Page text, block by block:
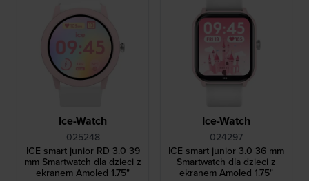
Ice-Watch
025248
ICE smart junior RD 3.0 39
mm Smartwatch dla dzieci z
ekranem Amoled 1.75"
Ice-Watch
024297
ICE smart junior 3.0 36 mm
Smartwatch dla dzieci z
ekranem Amoled 1.75"